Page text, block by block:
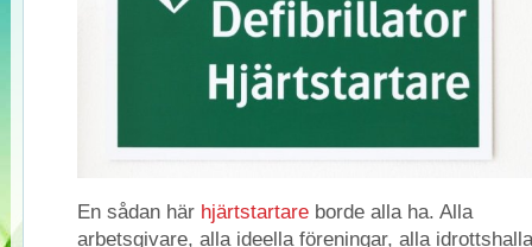
En sådan här hjärtstartareborde alla ha. Alla
arbetsgivare, alla ideella föreningar, alla